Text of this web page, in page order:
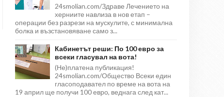
24smolian.com/Здраве Лечението на
херниите навлиза в нов етап –
операции без разрези на мускулите, с минимална
болка и възстановяване само з...
Кабинетът реши: По 100 евро за
всеки гласувал на вота!
(Не)платена публикация!
24smolian.com/Общество Всеки един
гласоподавател по време на вота на
19 април ще получи 100 евро, веднага след кат...